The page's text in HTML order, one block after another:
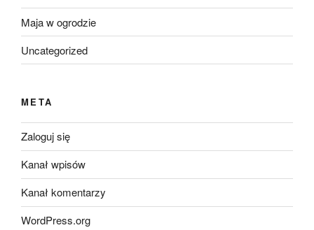
Maja w ogrodzie
Uncategorized
META
Zaloguj się
Kanał wpisów
Kanał komentarzy
WordPress.org